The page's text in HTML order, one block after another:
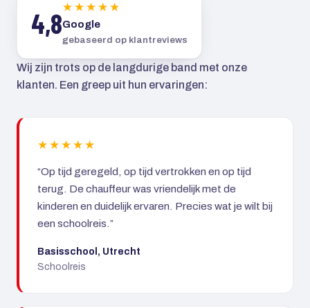
4,8★★★★★
Google
gebaseerd op klantreviews
Wij zijn trots op de langdurige band met onze
klanten. Een greep uit hun ervaringen:
★★★★★
“Op tijd geregeld, op tijd vertrokken en op tijd
terug. De chauffeur was vriendelijk met de
kinderen en duidelijk ervaren. Precies wat je wilt bij
een schoolreis.”
Basisschool, Utrecht
Schoolreis